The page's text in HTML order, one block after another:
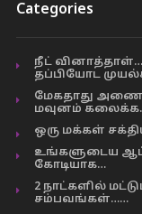
Categories
நீட்
தப்பியோட
மேகதாது அணை
மவுனம்
ஒரு மக்கள்
உங்களுடைய
கோடியாக…
2 நாட்களில்
சம்பவங்கள்……